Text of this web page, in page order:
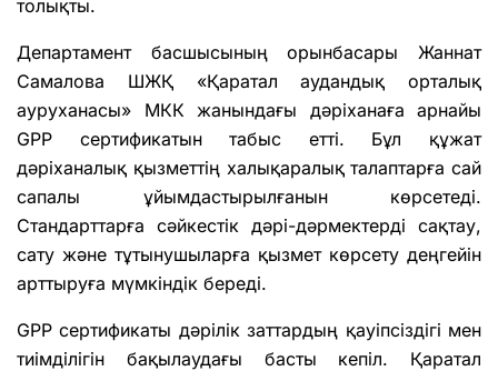
толықты.
Департамент басшысының орынбасары Жаннат
Самалова ШЖҚ «Қаратал аудандық орталық
ауруханасы» МКК жанындағы дәріханаға арнайы
GPP сертификатын табыс етті. Бұл құжат
дәріханалық қызметтің халықаралық талаптарға сай
сапалы ұйымдастырылғанын көрсетеді.
Стандарттарға сәйкестік дәрі-дәрмектерді сақтау,
сату және тұтынушыларға қызмет көрсету деңгейін
арттыруға мүмкіндік береді.
GPP сертификаты дәрілік заттардың қауіпсіздігі мен
тиімділігін бақылаудағы басты кепіл. Қаратал